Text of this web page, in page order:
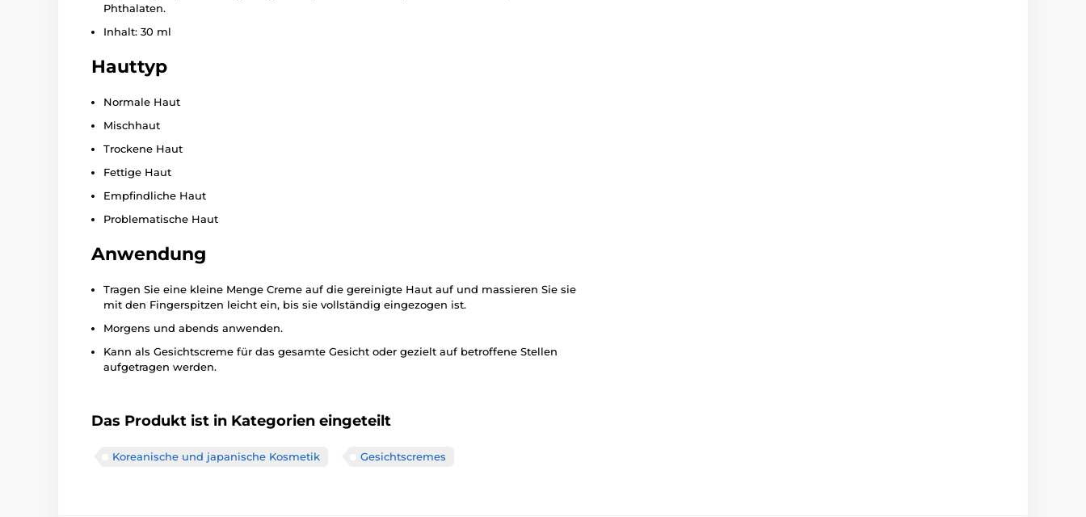
Phthalaten.
Inhalt: 30 ml
Hauttyp
Normale Haut
Mischhaut
Trockene Haut
Fettige Haut
Empfindliche Haut
Problematische Haut
Anwendung
Tragen Sie eine kleine Menge Creme auf die gereinigte Haut auf und massieren Sie sie
mit den Fingerspitzen leicht ein, bis sie vollständig eingezogen ist.
Morgens und abends anwenden.
Kann als Gesichtscreme für das gesamte Gesicht oder gezielt auf betroffene Stellen
aufgetragen werden.
Das Produkt ist in Kategorien eingeteilt
Koreanische und japanische Kosmetik Gesichtscremes